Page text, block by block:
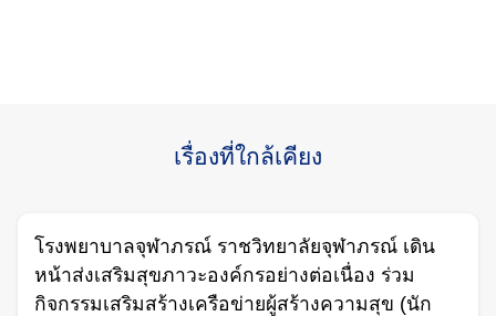
เรื่องที่ใกล้เคียง
โรงพยาบาลจุฬาภรณ์ ราชวิทยาลัยจุฬาภรณ์ เดิน
หน้าส่งเสริมสุขภาวะองค์กรอย่างต่อเนื่อง ร่วม
กิจกรรมเสริมสร้างเครือข่ายผู้สร้างความสุข (นัก